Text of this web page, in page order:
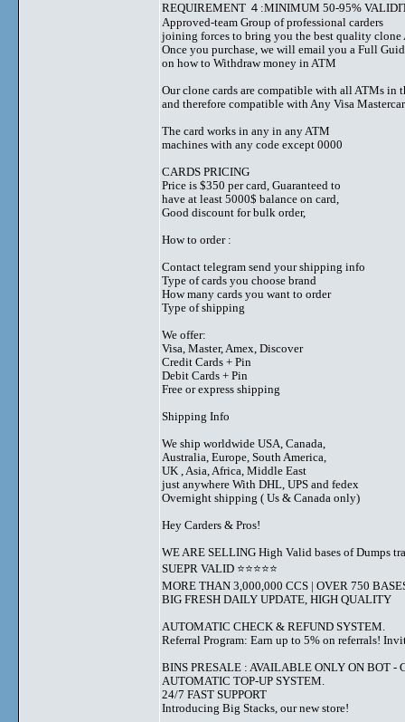
REQUIREMENT ４:MINIMUM 50-95%
Approved-team Group of professional carders
joining forces to bring you the best quality clone
Once you purchase, we will email you a Full
on how to Withdraw money in ATM
Our clone cards are compatible with all ATMs in
and therefore compatible with Any Visa
The card works in any in any ATM
machines with any code except 0000
CARDS PRICING
Price is $350 per card, Guaranteed to
have at least 5000$ balance on card,
Good discount for bulk order,
How to order :
Contact telegram send your shipping info
Type of cards you choose brand
How many cards you want to order
Type of shipping
We offer:
Visa, Master, Amex, Discover
Credit Cards + Pin
Debit Cards + Pin
Free or express shipping
Shipping Info
We ship worldwide USA, Canada,
Australia, Europe, South America,
UK , Asia, Africa, Middle East
just anywhere With DHL, UPS and fedex
Overnight shipping ( Us & Canada only)
Hey Carders & Pros!
WE ARE SELLING High Valid bases of Dumps
SUEPR VALID ⭐️⭐️⭐️⭐️⭐️
MORE THAN 3,000,000 CCS | OVER 750
BIG FRESH DAILY UPDATE, HIGH QUALITY
AUTOMATIC CHECK & REFUND SYSTEM.
Referral Program: Earn up to 5% on referrals!
BINS PRESALE : AVAILABLE ONLY ON BOT -
AUTOMATIC TOP-UP SYSTEM.
24/7 FAST SUPPORT
Introducing Big Stacks, our new store!